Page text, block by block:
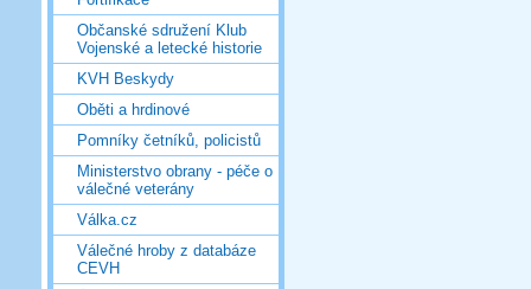
Občanské sdružení Klub
Vojenské a letecké historie
KVH Beskydy
Oběti a hrdinové
Pomníky četníků, policistů
Ministerstvo obrany - péče o
válečné veterány
Válka.cz
Válečné hroby z databáze
CEVH